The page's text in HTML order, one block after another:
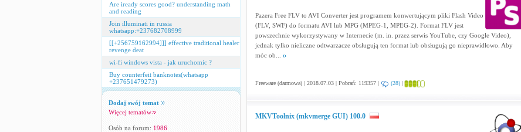
Are iready scores good? understanding math
and reading
Join illuminati in russia
whatsapp:+237682708999
[[+256759162994]]] effective traditional healer
revenge deat
wi-fi windows vista - jak uruchomic ?
Buy counterfeit banknotes(whatsapp
+237651479273)
Dodaj swój temat
Więcej tematów
Osób na forum: 1986
Pazera Free FLV to AVI Converter jest programem konwertującym pliki Flash Video
(FLV, SWF) do formatu AVI lub MPG (MPEG-1, MPEG-2). Format FLV jest
powszechnie wykorzystywany w Internecie (m. in. przez serwis YouTube, czy Google Video),
jednak tylko nieliczne odtwarzacze obsługują ten format lub obsługują go nieprawidłowo. Aby
móc ob...
Freeware (darmowa) | 2018.07.03 | Pobrań: 119357 | (28)|
MKVToolnix (mkvmerge GUI) 100.0